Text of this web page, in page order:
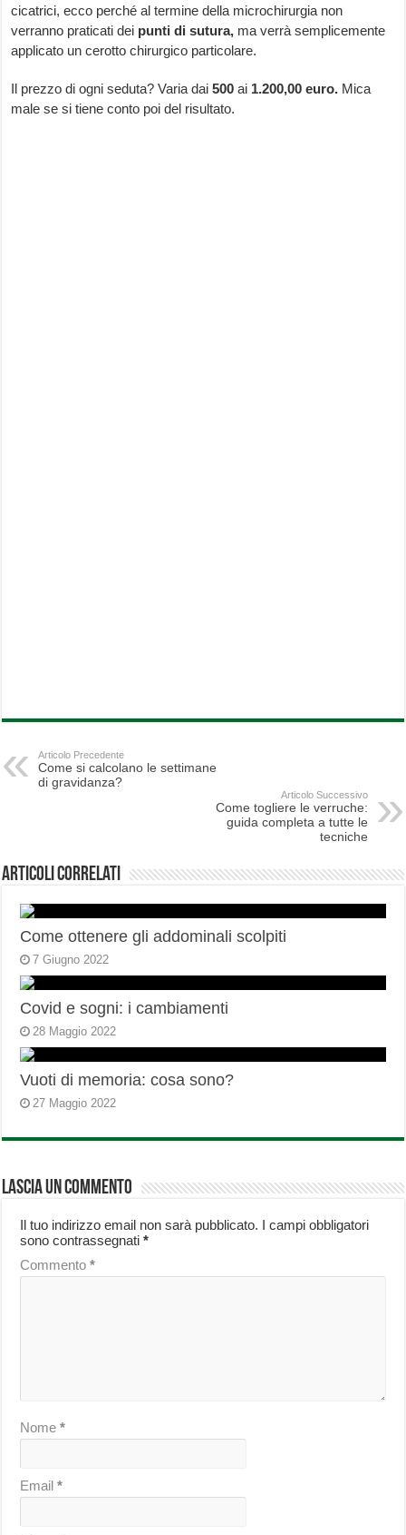
cicatrici, ecco perché al termine della microchirurgia non
verranno praticati dei punti di sutura, ma verrà semplicemente
applicato un cerotto chirurgico particolare.
Il prezzo di ogni seduta? Varia dai500 ai 1.200,00 euro. Mica
male se si tiene conto poi del risultato.
Articolo Precedente
Come si calcolano le settimane
di gravidanza?
Articolo Successivo
Come togliere le verruche:
guida completa a tutte le
tecniche
Articoli correlati
Come ottenere gli addominali scolpiti
7 Giugno 2022
Covid e sogni: i cambiamenti
28 Maggio 2022
Vuoti di memoria: cosa sono?
27 Maggio 2022
Lascia un commento
Il tuo indirizzo email non sarà pubblicato. I campi obbligatori
sono contrassegnati*
Commento*
Nome*
Email*